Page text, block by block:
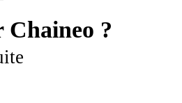
Chaineo ?